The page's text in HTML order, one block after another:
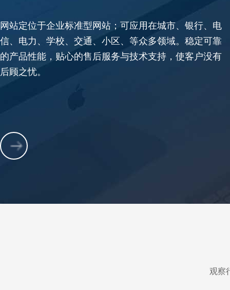
网站定位于企业标准型网站；可应用在城市、银行、电
信、电力、学校、交通、小区、等众多领域。稳定可靠
的产品性能，贴心的售后服务与技术支持，使客户没有
后顾之忧。
观察